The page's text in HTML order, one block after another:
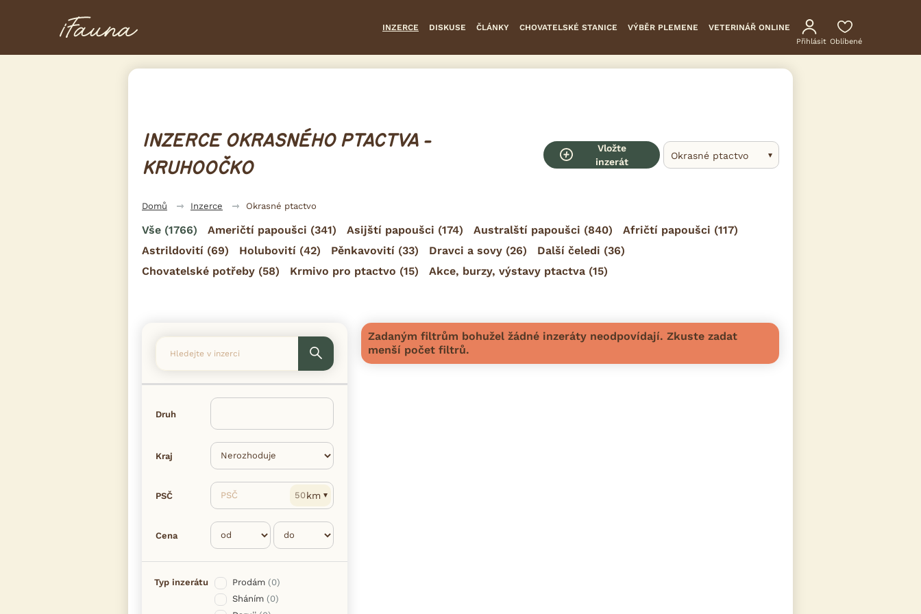
INZERCE DISKUSE ČLÁNKY CHOVATELSKÉ STANICE VÝBĚR PLEMENE VETERINÁŘ ONLINE
Přihlásit Oblíbené
INZERCE OKRASNÉHO PTACTVA -
KRUHOOČKO
Vložte
inzerát
Okrasné ptactvo
Domů Inzerce Okrasné ptactvo
Vše (1766) Američtí papoušci (341) Asijští papoušci (174) Australští papoušci (840) Afričtí papoušci (117)
Astrildovití (69) Holubovití (42) Pěnkavovití (33) Dravci a sovy (26) Další čeledi (36)
Chovatelské potřeby (58) Krmivo pro ptactvo (15) Akce, burzy, výstavy ptactva (15)
Druh
Kraj
PSČ PSČ km
Cena
Typ inzerátu Prodám (0)
Sháním (0)
Zadaným filtrům bohužel žádné inzeráty neodpovídají. Zkuste zadat
menší počet filtrů.